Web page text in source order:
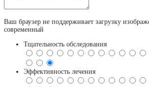
Ваш браузер не поддерживает загрузку
современный
Тщательность обследования
Эффективность лечения